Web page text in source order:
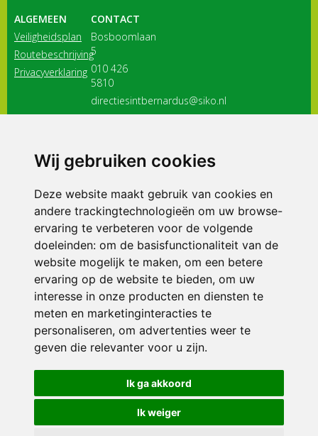
Wij gebruiken cookies
Deze website maakt gebruik van cookies en
andere trackingtechnologieën om uw browse-
ervaring te verbeteren voor de volgende
doeleinden: om de basisfunctionaliteit van de
website mogelijk te maken, om een betere
ervaring op de website te bieden, om uw
interesse in onze producten en diensten te
meten en marketinginteracties te
personaliseren, om advertenties weer te
geven die relevanter voor u zijn.
Ik ga akkoord
Ik weiger
ALGEMEEN
Veiligheidsplan
Routebeschrijving
Privacyverklaring
CONTACT
Bosboomlaan
5
010 426
5810
directiesintbernardus@siko.nl
3116 JB
ONDERDEEL VAN
© 2026 Sint Bernardus | Alle rechten voorbehouden
Privacy policy|Disclaimer| Klachtenregeling|RSIN en Anbi
voorkeuren
Crealisatie The MindOffice